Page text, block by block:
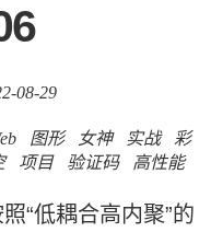
08-29
图形 女神 实战
彩
项目 验证码 高性能
“低耦合高内聚”的